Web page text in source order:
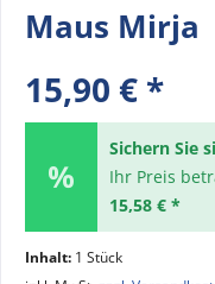
Maus Mirja
15,90 € *
Sichern Sie
Ihr Preis
15,58 € *
Inhalt: 1 Stück